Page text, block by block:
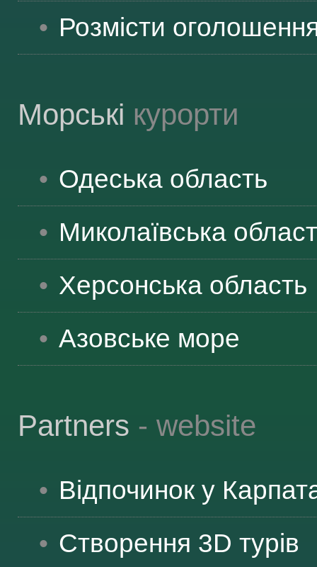
АКЦІЇ
ОГОЛОШЕННЯ
ЯК ДОЇХАТИ
Розмісти
Морські курорти
Одеська область
Миколаївська
Херсонська область
Азовське море
Partners - website
Відпочинок у
Створення 3D турів